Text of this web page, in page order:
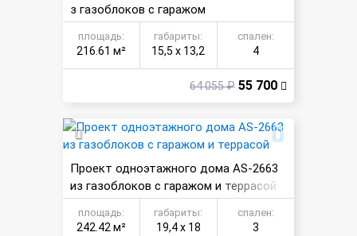
з газоблоков с гаражом
площадь:
216.61 м²
габариты:
15,5 х 13,2
спален:
4
64 055 ₽ 55 700
Проект одноэтажного дома AS-2663
из газоблоков с гаражом и террасой
площадь:
242.42 м²
габариты:
19,4 х 18
спален:
3